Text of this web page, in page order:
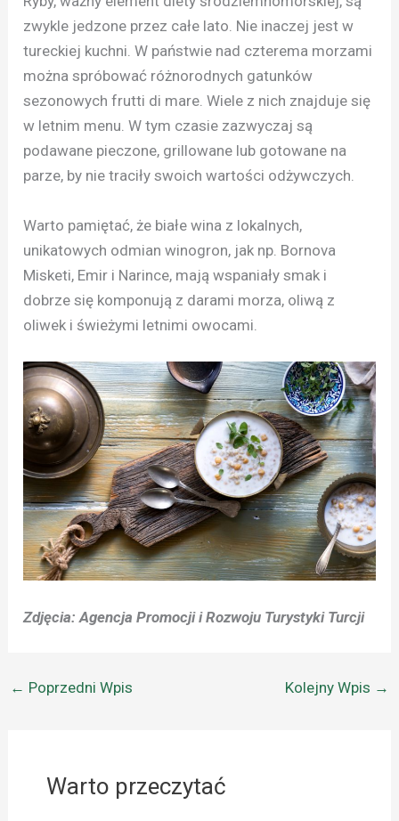
zwykle jedzone przez całe lato. Nie inaczej jest w
tureckiej kuchni. W państwie nad czterema morzami
można spróbować różnorodnych gatunków
sezonowych frutti di mare. Wiele z nich znajduje się
w letnim menu. W tym czasie zazwyczaj są
podawane pieczone, grillowane lub gotowane na
parze, by nie traciły swoich wartości odżywczych.
Warto pamiętać, że białe wina z lokalnych,
unikatowych odmian winogron, jak np. Bornova
Misketi, Emir i Narince, mają wspaniały smak i
dobrze się komponują z darami morza, oliwą z
oliwek i świeżymi letnimi owocami.
Zdjęcia: Agencja Promocji i Rozwoju Turystyki Turcji
← Poprzedni Wpis Kolejny Wpis →
Warto przeczytać